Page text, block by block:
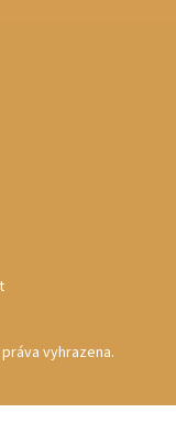
práva vyhrazena.